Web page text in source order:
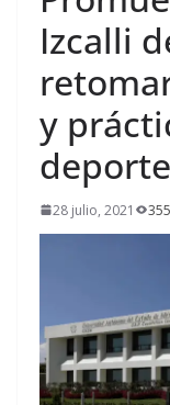
Izcalli
y
deporte
28 julio, 2021